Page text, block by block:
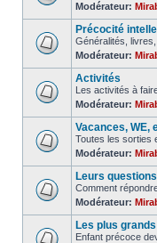
Modérateur:
Précocité
Généralités, livres,
Modérateur:
Activités
Les activités à
Modérateur:
Vacances, WE,
Toutes les sorties
Modérateur:
Leurs
Comment
Modérateur:
Les plus
Enfant précoce